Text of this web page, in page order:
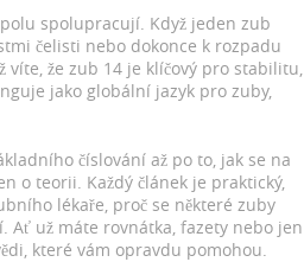
spolupracují. Když jeden zub
čelisti nebo dokonce k rozpadu
víte, že zub 14 je klíčový pro stabilitu,
jako globální jazyk pro zuby,
číslování až po to, jak se na
o teorii. Každý článek je praktický,
lékaře, proč se některé zuby
Ať už máte rovnátka, fazety nebo jen
které vám opravdu pomohou.